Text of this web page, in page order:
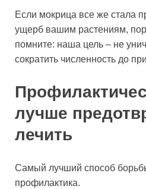
Если мокрица все же стала
ущерб вашим растениям,
помните: наша цель – не
сократить численность до
лучше
лечить
Самый лучший способ
профилактика.